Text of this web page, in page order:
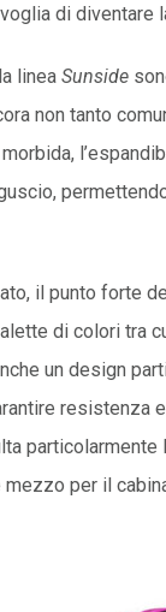
di
linea Sunside
non tanto
il punto forte
di colori tra
un design
resistenza
mezzo per il